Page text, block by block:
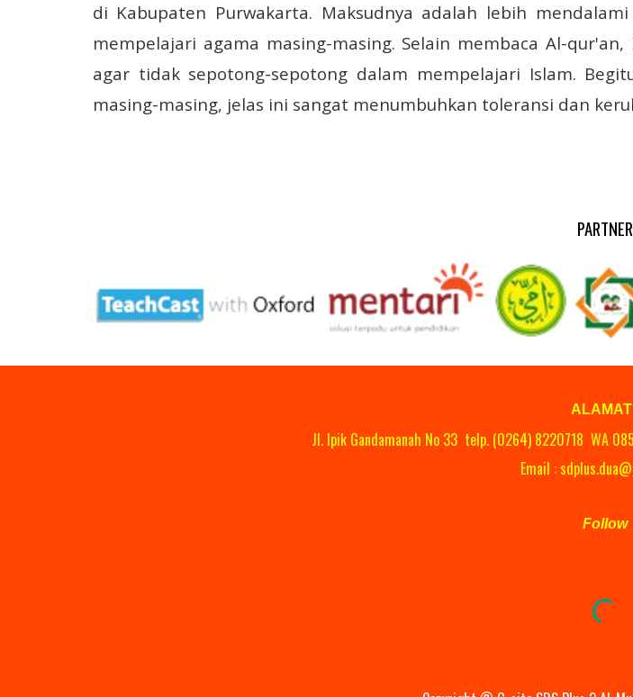
di Kabupaten Purwakarta. Maksudnya adalah lebih
mempelajari agama masing-masing. Selain membaca Al-
agar tidak sepotong-sepotong dalam mempelajari Islam.
masing-masing, jelas ini sangat menumbuhkan toleransi dan
PARTNER
Jl. Ipik Gandamanah No 33 telp. (0264) 8220718 WA 08
Email :
Follow